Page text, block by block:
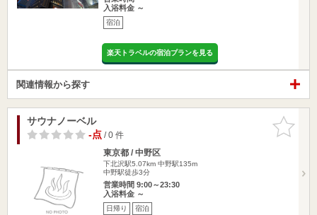
入浴料金 ～
宿泊
楽天トラベルの宿泊プランを見る
関連情報から探す
お気に入
りに追加
サウナノーベル
-点/ 0 件
東京都 / 中野区
下北沢駅5.07km 中野駅135m
中野駅徒歩3分
営業時間 9:00～23:30
入浴料金 ～
日帰り 宿泊